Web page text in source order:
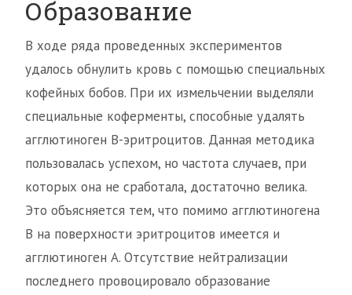
Образование
В ходе ряда проведенных экспериментов
удалось обнулить кровь с помощью специальных
кофейных бобов. При их измельчении выделяли
специальные коферменты, способные удалять
агглютиноген В-эритроцитов. Данная методика
пользовалась успехом, но частота случаев, при
которых она не сработала, достаточно велика.
Это объясняется тем, что помимо агглютиногена
В на поверхности эритроцитов имеется и
агглютиноген А. Отсутствие нейтрализации
последнего провоцировало образование